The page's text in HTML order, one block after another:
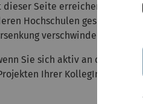
Seite erreichen, dass
Hochschulen gesehen
verschwinden.
Sie sich aktiv an der
Ihrer KollegInnen